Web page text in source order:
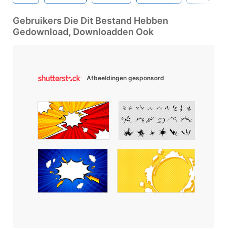
Gebruikers Die Dit Bestand Hebben
Gedownload, Downloadden Ook
Afbeeldingen gesponsord